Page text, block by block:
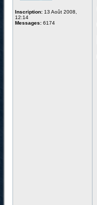
Inscription: 13 Août 2008,
12:14
Messages: 6174